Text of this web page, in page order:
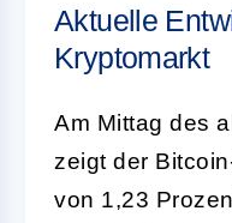
Aktuelle
Kryptomarkt
Am Mittag des
zeigt der
von 1,23